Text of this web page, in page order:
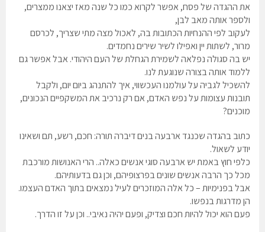
את ההגדה של פסח, אפשר לקרוא כמו כל שנה מאז יצאנו ממצרים,
ולספר אותה מאב לבן,
לעקוב לפי ההנחיות הכתובות בה, לאכול מצה מתי שצריך, לכרסם
מרור, לשתות יין ואפילו לשיר שירים נחמדים.
יש בה סגולה נפלאה לשמירת הגחלת של העם היהודי. אבל אפשר גם
ללמוד אותה בצורה שנוגעת לנו.
להשכיל לגביה על עולמנו העכשווי, איך להתנהג ביום יום, ולקבל
תובנות עצומות על נפש האדם, אם רק נרכיב את המשקפיים הנכונים,
מוכנים?
כתוב בהגדה שכנגד ארבעה בנים דיברה תורה: חכם, רשע, תם ושאינו
יודע לשאול.
כלפי חוץ באמת יש ארבעה סוגי אנשים כאלה.. הרי האנושות מורכבת
מכל כך הרבה אנשים שונים בפרצופיהם, וכן גם בדעותיהם.
אבל בפנימיות – כל אלה המוזכרים לעיל נמצאים בתוך האדם העצמו.
הן מדרגות בנפשו.
פעם הוא יכול להיות חכם וצדיק, ופעם יהיה נאיבי.. וכן על זו הדרך.